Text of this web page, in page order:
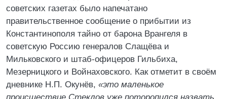
советских газетах было напечатано
правительственное сообщение о прибытии из
Константинополя тайно от барона Врангеля в
советскую Россию генералов Слащёва и
Мильковского и штаб-офицеров Гильбиха,
Мезерницкого и Войнаховского. Как отметит в своём
дневнике Н.П. Окунёв, «это маленькое